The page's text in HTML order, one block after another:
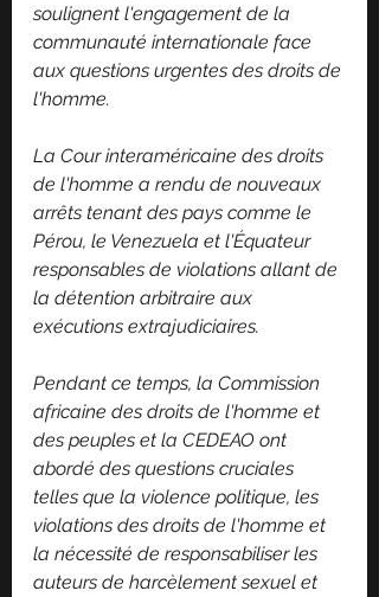
soulignent l'engagement de la
communauté internationale face
aux questions urgentes des droits de
l'homme.
La Cour interaméricaine des droits
de l'homme a rendu de nouveaux
arrêts tenant des pays comme le
Pérou, le Venezuela et l'Équateur
responsables de violations allant de
la détention arbitraire aux
exécutions extrajudiciaires.
Pendant ce temps, la Commission
africaine des droits de l'homme et
des peuples et la CEDEAO ont
abordé des questions cruciales
telles que la violence politique, les
violations des droits de l'homme et
la nécessité de responsabiliser les
auteurs de harcèlement sexuel et